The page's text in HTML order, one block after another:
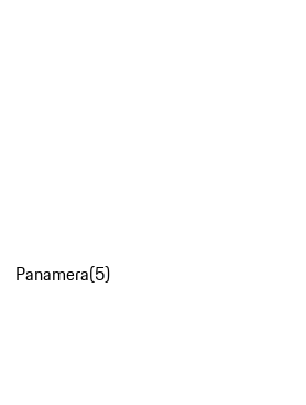
Panamera(5)